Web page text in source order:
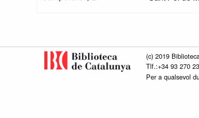
(c) 2019
Tlf.:+34 93 270
Per a qualsevol